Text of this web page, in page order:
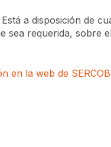
a disposición de
sea requerida, sobre
en la web de